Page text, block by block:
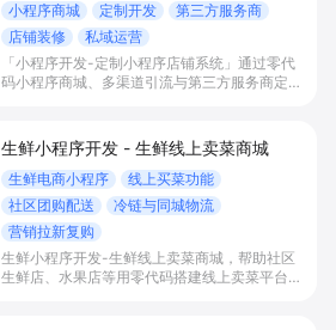
小程序商城 定制开发
第三方服务商
店铺装修
私域运营
「小程序开发-定制小程序店铺系统」通过零代
码小程序商城、多渠道引流与第三方服务商定制
私域运营场景，提升获客与复购，实现线上生意
增长。
生鲜小程序开发 - 生鲜线上卖菜商城
生鲜电商小程序
线上买菜功能
社区团购配送
冷链与同城物流
营销拉新复购
生鲜小程序开发-生鲜线上卖菜商城，帮助社区
生鲜店、水果店等用零代码搭建线上卖菜平台，